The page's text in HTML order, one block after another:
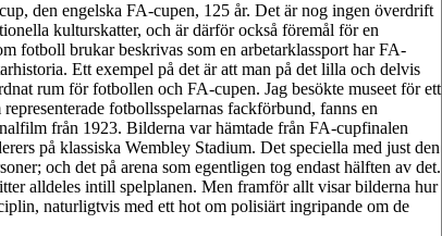
den engelska FA-cupen, 125 år. Det är nog ingen överdrift
kulturskatter, och är därför också föremål för en
fotboll brukar beskrivas som en arbetarklassport har FA-
Ett exempel på det är att man på det lilla och delvis
rum för fotbollen och FA-cupen. Jag besökte museet för ett
fotbollsspelarnas fackförbund, fanns en
från 1923. Bilderna var hämtade från FA-cupfinalen
på klassiska Wembley Stadium. Det speciella med just den
och det på arena som egentligen tog endast hälften av det.
alldeles intill spelplanen. Men framför allt visar bilderna hur
naturligtvis med ett hot om polisiärt ingripande om de